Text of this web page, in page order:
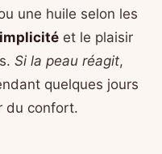
une huile selon les
et le plaisir
Si la peau réagit,
quelques jours
du confort.